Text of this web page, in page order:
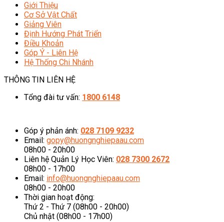
Giới Thiệu
Cơ Sở Vật Chất
Giảng Viên
Định Hướng Phát Triển
Điều Khoản
Góp Ý - Liên Hệ
Hệ Thống Chi Nhánh
THÔNG TIN LIÊN HỆ
Tổng đài tư vấn: 1800 6148
Góp ý phản ánh: 028 7109 9232
Email: gopy@huongnghiepaau.com
08h00 - 20h00
Liên hệ Quản Lý Học Viên: 028 7300 2672
08h00 - 17h00
Email: info@huongnghiepaau.com
08h00 - 20h00
Thời gian hoạt động:
Thứ 2 - Thứ 7 (08h00 - 20h00)
Chủ nhật (08h00 - 17h00)